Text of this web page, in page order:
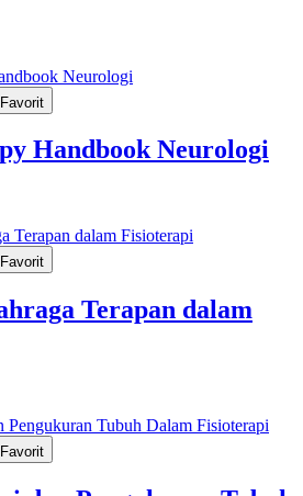
Handbook Neurologi
Terapan dalam